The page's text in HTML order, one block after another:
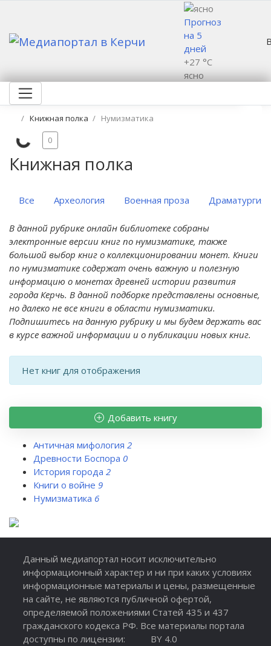
Прогноз
на 5
дней
+27 °C
ясно
Книжная полка Нумизматика
Книжная полка
0
Все Археология Военная проза Драматургия
В данной рубрике онлайн библиотеке собраны
электронные версии книг по нумизматике, также
большой выбор книг о коллекционировании монет. Книги
по нумизматике содержат очень важную и полезную
информацию о монетах древней истории развития
города Керчь. В данной подборке представлены основные,
но далеко не все книги в области нумизматики.
Подпишитесь на данную рубрику и мы будем держать вас
в курсе важной информации и о публикации новых книг.
Нет книг для отображения
Добавить книгу
Античная мифология 2
Древности Боспора 0
История города 2
Книги о войне 9
Нумизматика 6
Данный медиапортал носит исключительно
информационный характер и ни при каких условиях
информационные материалы и цены, размещенные
на сайте, не являются публичной офертой,
определяемой положениями Статей 435 и 437
гражданского кодекса РФ. Все материалы портала
доступны по лицензии:
BY 4.0